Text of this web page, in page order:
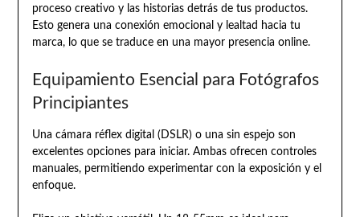
proceso creativo y las historias detrás de tus productos.
Esto genera una conexión emocional y lealtad hacia tu
marca, lo que se traduce en una mayor presencia online.
Equipamiento Esencial para Fotógrafos
Principiantes
Una cámara réflex digital (DSLR) o una sin espejo son
excelentes opciones para iniciar. Ambas ofrecen controles
manuales, permitiendo experimentar con la exposición y el
enfoque.